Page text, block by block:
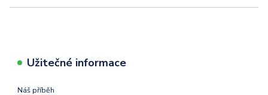
Užitečné informace
Náš příběh